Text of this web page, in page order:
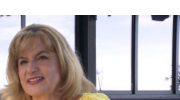
OBAVIJESTI